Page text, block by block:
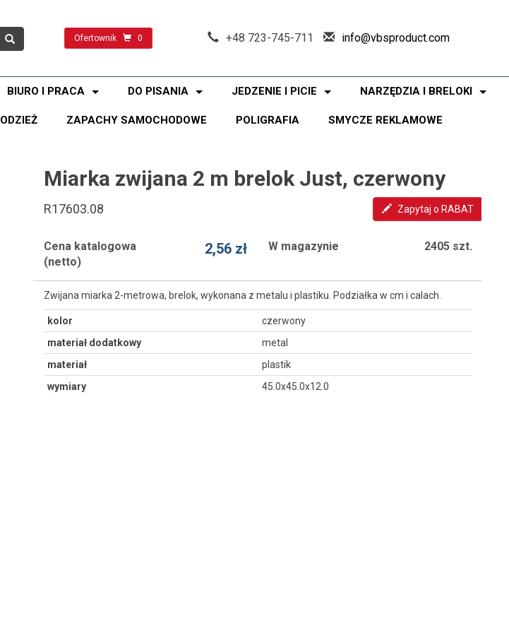
Ofertownik 0 +48 723-745-711 info@vbsproduct.com
BIURO I PRACA DO PISANIA JEDZENIE I PICIE NARZĘDZIA I BRELOKI
ODZIEŻ ZAPACHY SAMOCHODOWE POLIGRAFIA SMYCZE REKLAMOWE
Miarka zwijana 2 m brelok Just, czerwony
R17603.08 Zapytaj o RABAT
Cena katalogowa
(netto)
2,56 zł W magazynie 2405 szt.
Zwijana miarka 2-metrowa, brelok, wykonana z metalu i plastiku. Podziałka w cm i calach.
kolor
czerwony
materiał dodatkowy
metal
materiał
plastik
wymiary
45.0x45.0x12.0